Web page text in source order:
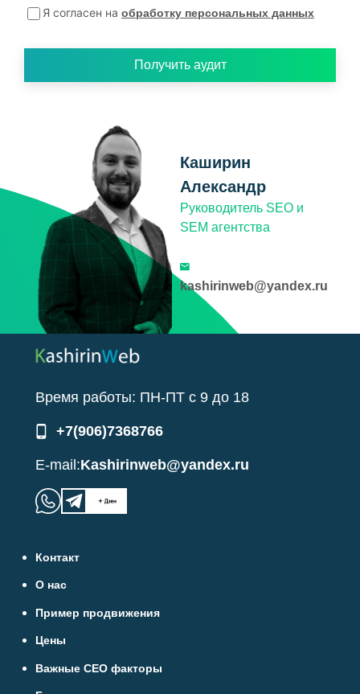
Я согласен на обработку персональных данных
Получить аудит
Каширин
Александр
Руководитель SEO и
SEM агентства
kashirinweb@yandex.ru
Время работы: ПН-ПТ с 9 до 18
+7(906)7368766
E-mail:Kashirinweb@yandex.ru
Контакт
О нас
Пример продвижения
Цены
Важные СЕО факторы